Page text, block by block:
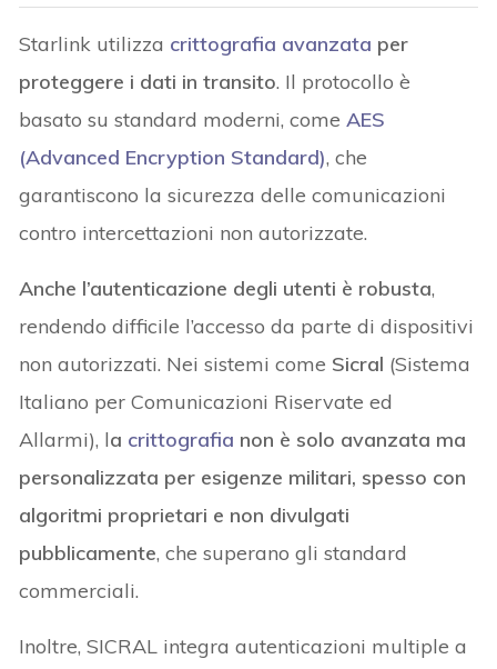
Starlink utilizza crittografia avanzata per
proteggere i dati in transito. Il protocollo è
basato su standard moderni, comeAES
(Advanced Encryption Standard), che
garantiscono la sicurezza delle comunicazioni
contro intercettazioni non autorizzate.
Anche l’autenticazione degli utenti è robusta,
rendendo difficile l’accesso da parte di dispositivi
non autorizzati. Nei sistemi come Sicral (Sistema
Italiano per Comunicazioni Riservate ed
Allarmi), la crittografia non è solo avanzata ma
personalizzata per esigenze militari, spesso con
algoritmi proprietari e non divulgati
pubblicamente, che superano gli standard
commerciali.
Inoltre, SICRAL integra autenticazioni multiple a